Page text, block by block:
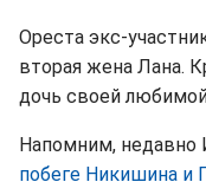
Ореста экс-
вторая жена Лана.
дочь своей
Напомним, недавно
побеге Никишина и